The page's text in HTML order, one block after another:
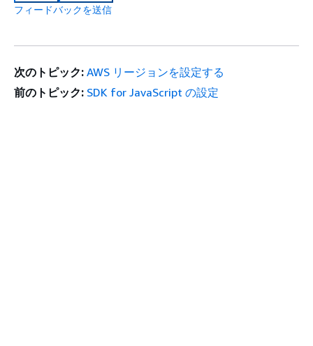
フィードバックを送信
次のトピック: AWS リージョンを設定する
前のトピック: SDK for JavaScript の設定